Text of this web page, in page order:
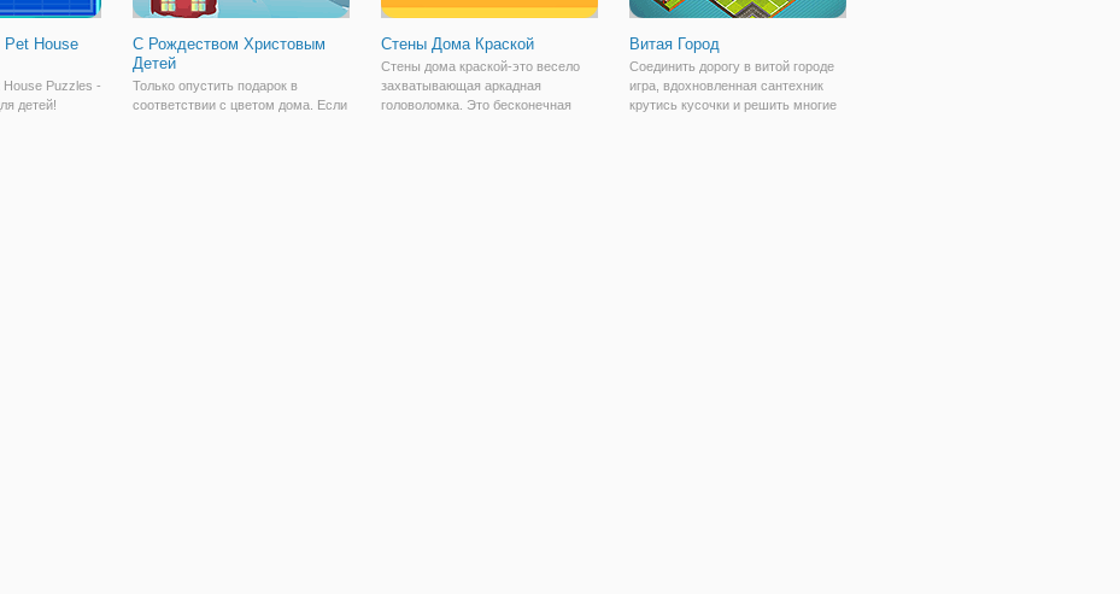
Pet House
House Puzzles -
детей!
С Рождеством Христовым
Детей
Только опустить подарок в
соответствии с цветом дома. Если
Стены Дома Краской
Стены дома краской-это весело
захватывающая аркадная
головоломка. Это бесконечная
Витая Город
Соединить дорогу в витой городе
игра, вдохновленная сантехник
крутись кусочки и решить многие